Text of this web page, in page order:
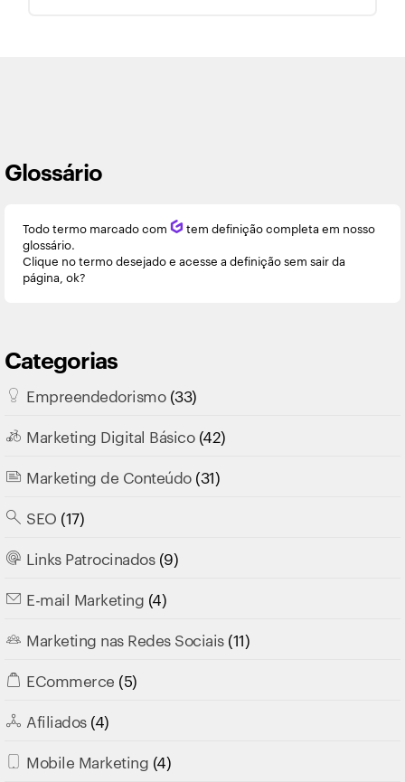
Glossário
Todo termo marcado com Q tem definição completa em nosso
glossário.
Clique no termo desejado e acesse a definição sem sair da
página, ok?
Categorias
Empreendedorismo(33)
Marketing Digital Básico(42)
Marketing de Conteúdo(31)
SEO (17)
Links Patrocinados(9)
E-mail Marketing (4)
Marketing nas Redes Sociais(11)
ECommerce (5)
Afiliados(4)
Mobile Marketing (4)